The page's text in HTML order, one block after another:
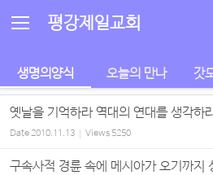
평강제일교회
생명의양식 오늘의 만나 갓
옛날을 기억하라 역대의 연대를 생각하
Date2010.11.13 Views 5250
구속사적 경륜 속에 메시아가 오기까지